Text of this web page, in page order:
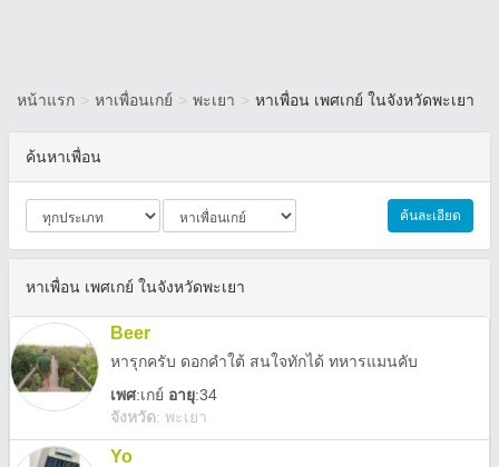
หน้าแรก > หาเพื่อนเกย์ > พะเยา > หาเพื่อน เพศเกย์ ในจังหวัดพะเยา
ค้นหาเพื่อน
ค้นละเอียด
หาเพื่อน เพศเกย์ ในจังหวัดพะเยา
Beer
หารุกครับ ดอกคำใต้ สนใจทักได้ ทหารแมนคับ
เพศ:เกย์ อายุ:34
จังหวัด: พะเยา
Yo